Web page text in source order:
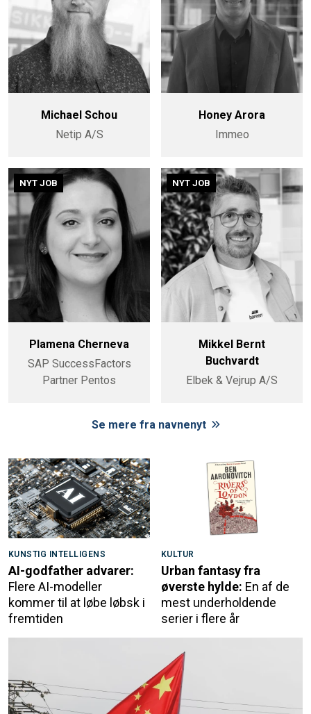
Michael Schou
Netip A/S
Honey Arora
Immeo
NYT JOB
Plamena Cherneva
SAP SuccessFactors
Partner Pentos
NYT JOB
Mikkel Bernt
Buchvardt
Elbek & Vejrup A/S
Se mere fra navnenyt
KUNSTIG INTELLIGENS
AI-godfather advarer:
Flere AI-modeller
kommer til at løbe løbsk i
fremtiden
KULTUR
Urban fantasy fra
øverste hylde: En af de
mest underholdende
serier i flere år